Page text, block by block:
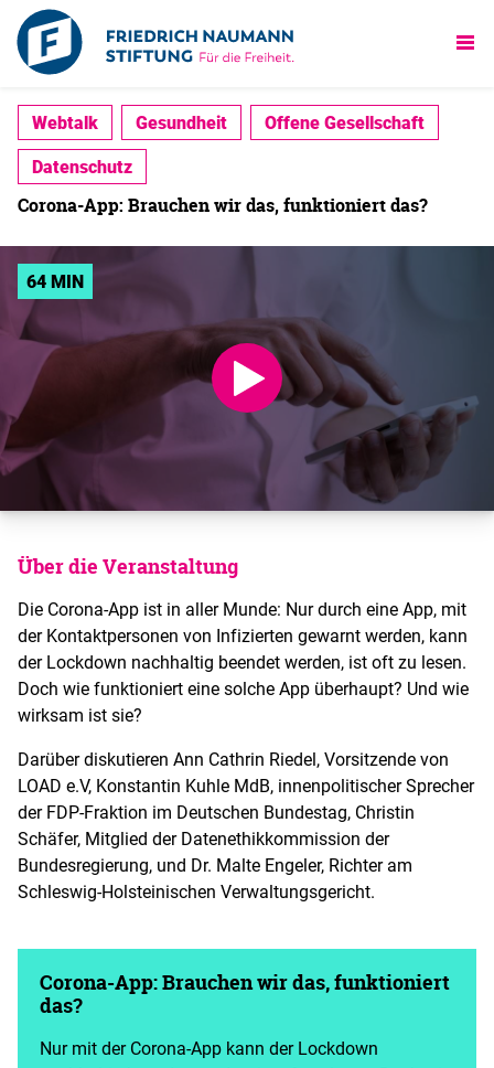
Webtalk Gesundheit
Offene Gesellschaft
Datenschutz
Corona-App: Brauchen wir das, funktioniert das?
64 MIN
Über die Veranstaltung
Die Corona-App ist in aller Munde: Nur durch eine App, mit
der Kontaktpersonen von Infizierten gewarnt werden, kann
der Lockdown nachhaltig beendet werden, ist oft zu lesen.
Doch wie funktioniert eine solche App überhaupt? Und wie
wirksam ist sie?
Darüber diskutieren Ann Cathrin Riedel, Vorsitzende von
LOAD e.V, Konstantin Kuhle MdB, innenpolitischer Sprecher
der FDP-Fraktion im Deutschen Bundestag, Christin
Schäfer, Mitglied der Datenethikkommission der
Bundesregierung, und Dr. Malte Engeler, Richter am
Schleswig-Holsteinischen Verwaltungsgericht.
Corona-App: Brauchen wir das, funktioniert
das?
Nur mit der Corona-App kann der Lockdown